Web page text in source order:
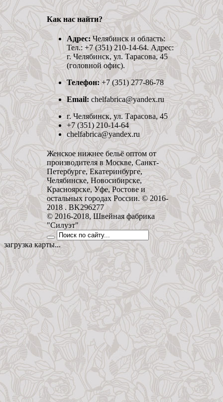
Как нас найти?
Адрес: Челябинск и область:
Тел.: +7 (351) 210-14-64. Адрес:
г. Челябинск, ул. Тарасова, 45
(головной офис).
Телефон:+7 (351) 277-86-78
Email: chelfabrica@yandex.ru
г. Челябинск, ул. Тарасова, 45
+7 (351) 210-14-64
chelfabrica@yandex.ru
Женское нижнее бельё оптом от
производителя в Москве, Санкт-
Петербурге, Екатеринбурге,
Челябинске, Новосибирске,
Красноярске, Уфе, Ростове и
остальных городах России. © 2016-
2018 . BK296277
© 2016-2018, Швейная фабрика
"Силуэт"
загрузка карты...